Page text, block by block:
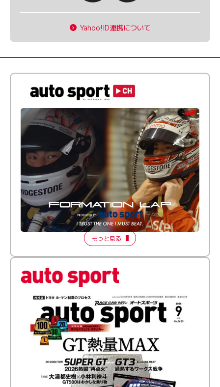
Yahoo!ID連携について
倒す相手を、信じてる。小林利徠斗 × 野村勇斗
【FORMATION LAP Produced by auto sport】
2026 Episode 2
もっと見る